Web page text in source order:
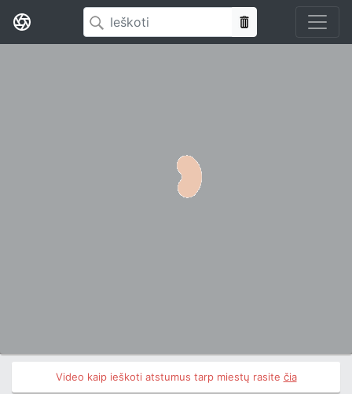
Video kaip ieškoti atstumus tarp miestų rasite čia